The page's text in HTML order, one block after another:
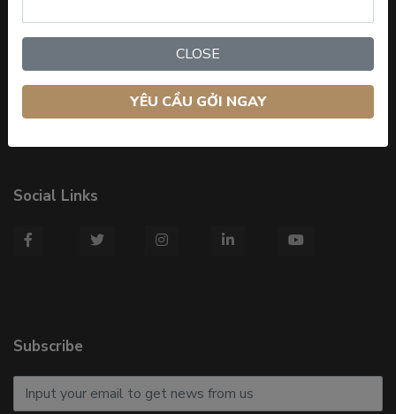
Contact
146 Lê Đình Lý, Vĩnh Trung, Thanh Khê, Đà Nẵng
0943469946
sales.admin@riccicoproperty.vn
Social Links
Subscribe
CLOSE
YÊU CẦU GỞI NGAY